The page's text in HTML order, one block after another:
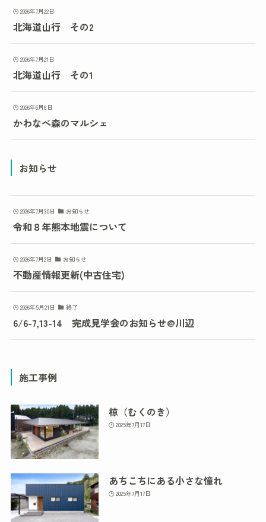
2026年7月22日
北海道山行 その2
2026年7月21日
北海道山行 その1
2026年6月8日
かわなべ森のマルシェ
お知らせ
2026年7月30日 お知らせ
令和８年熊本地震について
2026年7月2日 お知らせ
不動産情報更新(中古住宅)
2026年5月21日 終了
6/6-7,13-14 完成見学会のお知らせ@川辺
施工事例
椋（むくのき）
2025年7月17日
あちこちにある小さな憧れ
2025年7月17日